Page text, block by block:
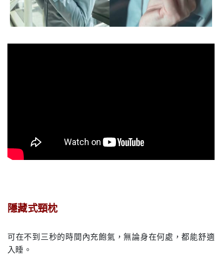
隱藏式頸枕
可在不到三秒的時間內充飽氣，無論身在何處，都能舒適
入睡。